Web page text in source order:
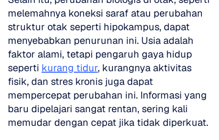
melemahnya koneksi saraf atau perubahan
struktur otak seperti hipokampus, dapat
menyebabkan penurunan ini. Usia adalah
faktor alami, tetapi pengaruh gaya hidup
seperti kurang tidur, kurangnya aktivitas
fisik, dan stres kronis juga dapat
mempercepat perubahan ini. Informasi yang
baru dipelajari sangat rentan, sering kali
memudar dengan cepat jika tidak diperkuat.